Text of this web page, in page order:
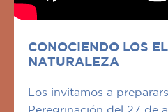
CONOCIENDO LOS
NATURALEZA
Los invitamos a
Peregrinación del 27 de